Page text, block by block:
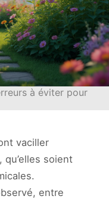
à éviter pour
vaciller
qu’elles soient
entre